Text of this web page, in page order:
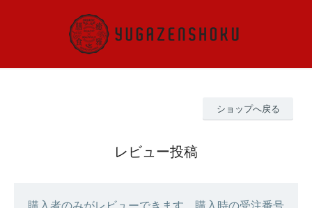
ショップへ戻る
レビュー投稿
購入者のみがレビューできます。購入時の受注番号